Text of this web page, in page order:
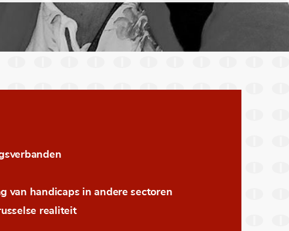
van handicaps in andere sectoren
realiteit